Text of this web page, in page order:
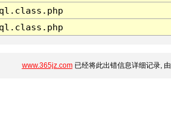
www.365jz.com已经将此出错信息详细记录,